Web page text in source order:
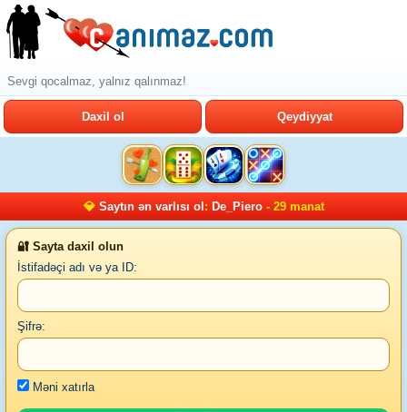
Sevgi qocalmaz, yalnız qalınmaz!
Daxil ol Qeydiyyat
💎 Saytın ən varlısı ol : De_Piero- 29 manat
🔐 Sayta daxil olun
İstifadəçi adı və ya ID:
Şifrə:
Məni xatırla